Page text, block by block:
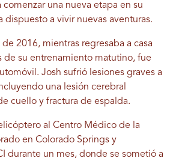
comenzar una nueva etapa en su
dispuesto a vivir nuevas aventuras.
2016, mientras regresaba a casa
de su entrenamiento matutino, fue
Josh sufrió lesiones graves a
una lesión cerebral
cuello y fractura de espalda.
al Centro Médico de la
en Colorado Springs y
durante un mes, donde se sometió a